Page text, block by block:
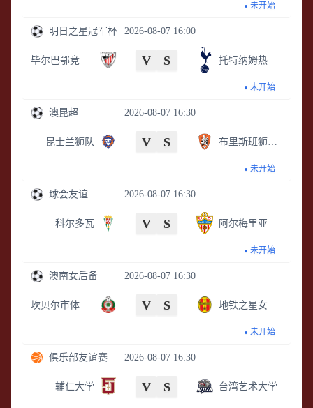
未开始
2026-08-07 16:00
明日之星冠军杯
V S
未开始
2026-08-07 16:30
澳昆超
昆士兰狮队 V S
未开始
2026-08-07 16:30
球会友谊
科尔多瓦 V S 阿尔梅里亚
未开始
2026-08-07 16:30
澳南女后备
V S
未开始
2026-08-07 16:30
俱乐部友谊赛
辅仁大学 V S 台湾艺术大学